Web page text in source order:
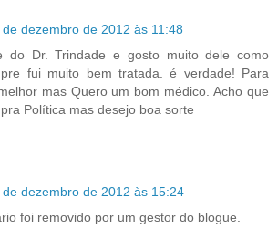
de dezembro de 2012 às 11:48
do Dr. Trindade e gosto muito dele como
fui muito bem tratada. é verdade! Para
mas Quero um bom médico. Acho que
Política mas desejo boa sorte
de dezembro de 2012 às 15:24
foi removido por um gestor do blogue.